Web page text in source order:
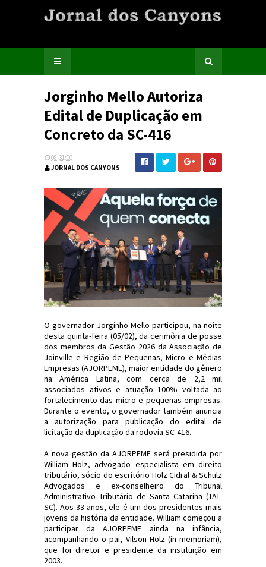
Jorginho Mello Autoriza
Edital de Duplicação em
Concreto da SC-416
08:31:00
JORNAL DOS CANYONS
O governador Jorginho Mello participou, na noite
desta quinta-feira (05/02), da cerimônia de posse
dos membros da Gestão 2026 da Associação de
Joinville e Região de Pequenas, Micro e Médias
Empresas (AJORPEME), maior entidade do gênero
na América Latina, com cerca de 2,2 mil
associados ativos e atuação 100% voltada ao
fortalecimento das micro e pequenas empresas.
Durante o evento, o governador também anuncia
a autorização para publicação do edital de
licitação da duplicação da rodovia SC-416.
A nova gestão da AJORPEME será presidida por
William Holz, advogado especialista em direito
tributário, sócio do escritório Holz Cidral & Schulz
Advogados e ex-conselheiro do Tribunal
Administrativo Tributário de Santa Catarina (TAT-
SC). Aos 33 anos, ele é um dos presidentes mais
jovens da história da entidade. William começou a
participar da AJORPEME ainda na infância,
acompanhando o pai, Vilson Holz (in memoriam),
que foi diretor e presidente da instituição em
2003.